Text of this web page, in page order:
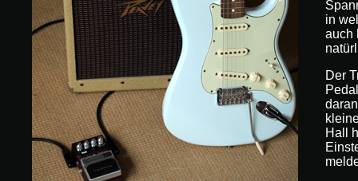
in
auch
Der
Hall